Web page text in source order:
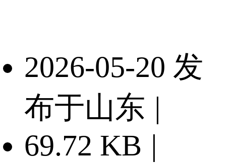
2026-05-20 发
布于山东 |
69.72 KB |